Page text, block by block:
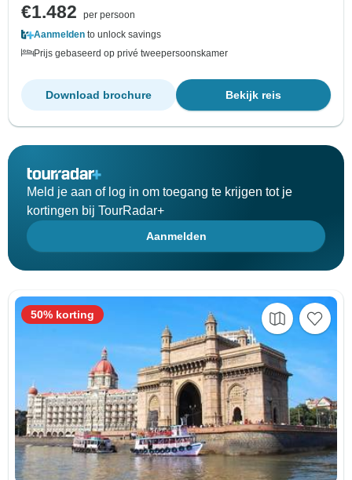
€1.482
per persoon
Aanmelden to unlock savings
Prijs gebaseerd op privé tweepersoonskamer
Bekijk reis
Download brochure
Meld je aan of log in om toegang te krijgen tot je
kortingen bij TourRadar+
Aanmelden
50% korting